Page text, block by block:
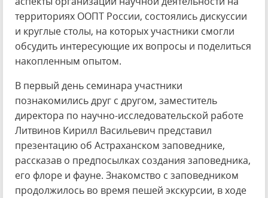
территориях ООПТ России, состоялись дискуссии
и круглые столы, на которых участники смогли
обсудить интересующие их вопросы и поделиться
накопленным опытом.
В первый день семинара участники
познакомились друг с другом, заместитель
директора по научно-исследовательской работе
Литвинов Кирилл Васильевич представил
презентацию об Астраханском заповеднике,
рассказав о предпосылках создания заповедника,
его флоре и фауне. Знакомство с заповедником
продолжилось во время пешей экскурсии, в ходе